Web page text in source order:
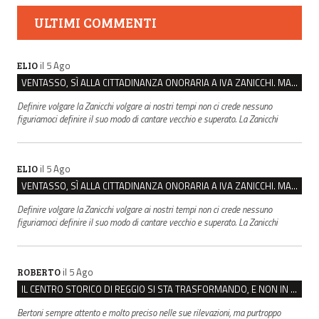
ULTIMI COMMENTI
ELIO il 5 Ago
VENTASSO, SÌ ALLA CITTADINANZA ONORARIA A IVA ZANICCHI. MA BARGIACCHI: “È DI PESSIMO GUSTO”
Definire volgare la Zanicchi volgare ai nostri tempi non ci crede nessuno
figuriamoci definire il suo modo di cantare vecchio e superato. La Zanicchi
ELIO il 5 Ago
VENTASSO, SÌ ALLA CITTADINANZA ONORARIA A IVA ZANICCHI. MA BARGIACCHI: “È DI PESSIMO GUSTO”
Definire volgare la Zanicchi volgare ai nostri tempi non ci crede nessuno
figuriamoci definire il suo modo di cantare vecchio e superato. La Zanicchi
ROBERTO il 5 Ago
IL CENTRO STORICO DI REGGIO SI STA TRASFORMANDO, E NON IN MEGLIO
Bertoni sempre attento e molto preciso nelle sue rilevazioni, ma purtroppo